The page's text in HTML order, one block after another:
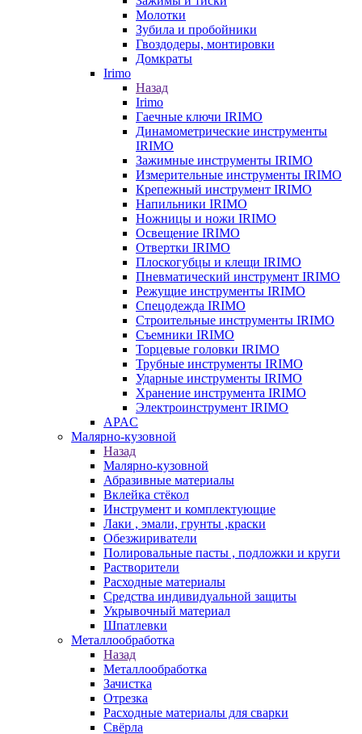
Молотки
Зубила и пробойники
Гвоздодеры, монтировки
Домкраты
Irimo
Назад
Irimo
Гаечные ключи IRIMO
Динамометрические инструменты
IRIMO
Зажимные инструменты IRIMO
Измерительные инструменты IRIMO
Крепежный инструмент IRIMO
Напильники IRIMO
Ножницы и ножи IRIMO
Освещение IRIMO
Отвертки IRIMO
Плоскогубцы и клещи IRIMO
Пневматический инструмент IRIMO
Режущие инструменты IRIMO
Спецодежда IRIMO
Строительные инструменты IRIMO
Съемники IRIMO
Торцевые головки IRIMO
Трубные инструменты IRIMO
Ударные инструменты IRIMO
Хранение инструмента IRIMO
Электроинструмент IRIMO
APAC
Малярно-кузовной
Назад
Малярно-кузовной
Абразивные материалы
Вклейка стёкол
Инструмент и комплектующие
Лаки , эмали, грунты ,краски
Обезжириватели
Полировальные пасты , подложки и круги
Растворители
Расходные материалы
Средства индивидуальной защиты
Укрывочный материал
Шпатлевки
Металлообработка
Назад
Металлообработка
Зачистка
Отрезка
Расходные материалы для сварки
Свёрла